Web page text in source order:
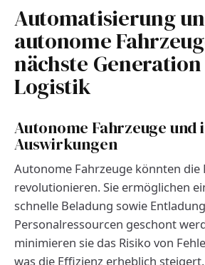
Automatisierung
autonome
nächste
Logistik
Autonome Fahrzeuge und
Auswirkungen
Autonome Fahrzeuge könnten die
revolutionieren. Sie ermöglichen
schnelle Beladung sowie
Personalressourcen geschont
minimieren sie das Risiko von
was die Effizienz erheblich steigert.